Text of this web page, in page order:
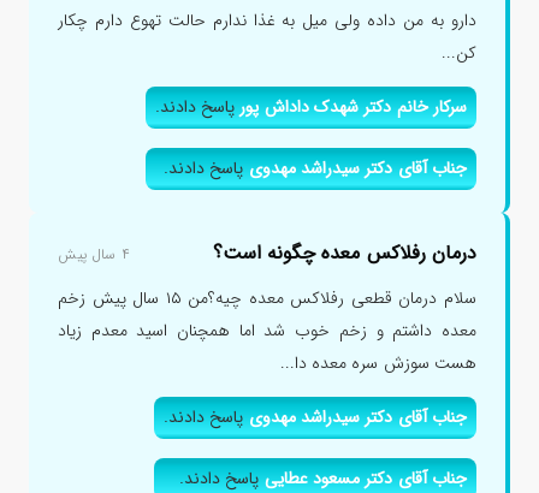
دارو به من داده ولی میل به غذا ندارم حالت تهوع دارم چکار
کن...
سرکار خانم دکتر شهدک داداش پورپاسخ دادند.
جناب آقای دکتر سیدراشد مهدویپاسخ دادند.
درمان رفلاکس معده چگونه است؟ ۴ سال پیش
سلام درمان قطعی رفلاکس معده چیه؟من ۱۵ سال پیش زخم
معده داشتم و زخم خوب شد اما همچنان اسید معدم زیاد
هست سوزش سره معده دا...
جناب آقای دکتر سیدراشد مهدویپاسخ دادند.
جناب آقای دکتر مسعود عطاییپاسخ دادند.